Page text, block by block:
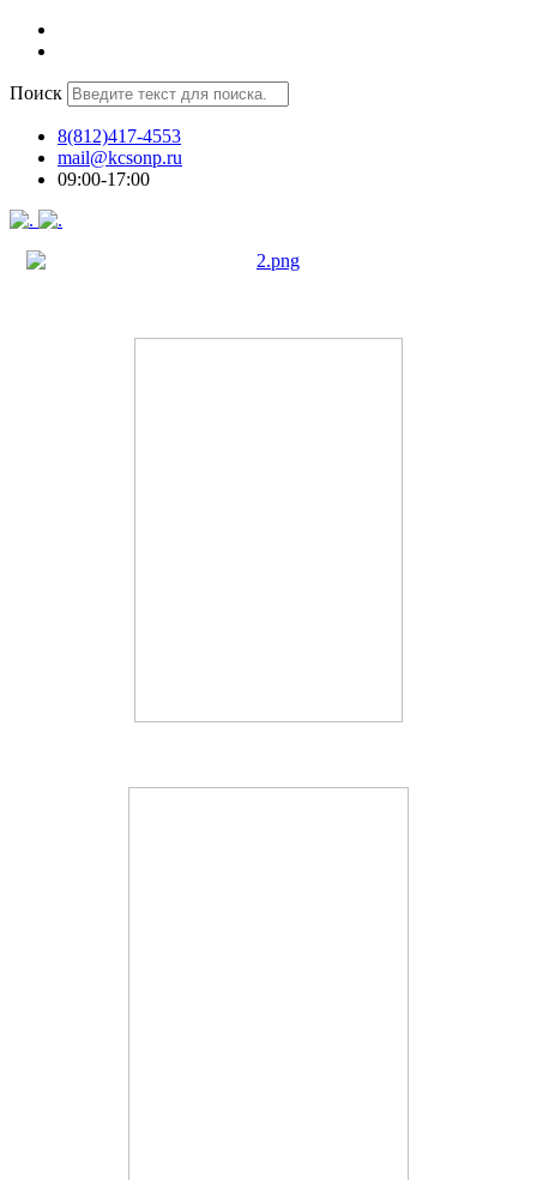
Поиск
8(812)417-4553
mail@kcsonp.ru
09:00-17:00